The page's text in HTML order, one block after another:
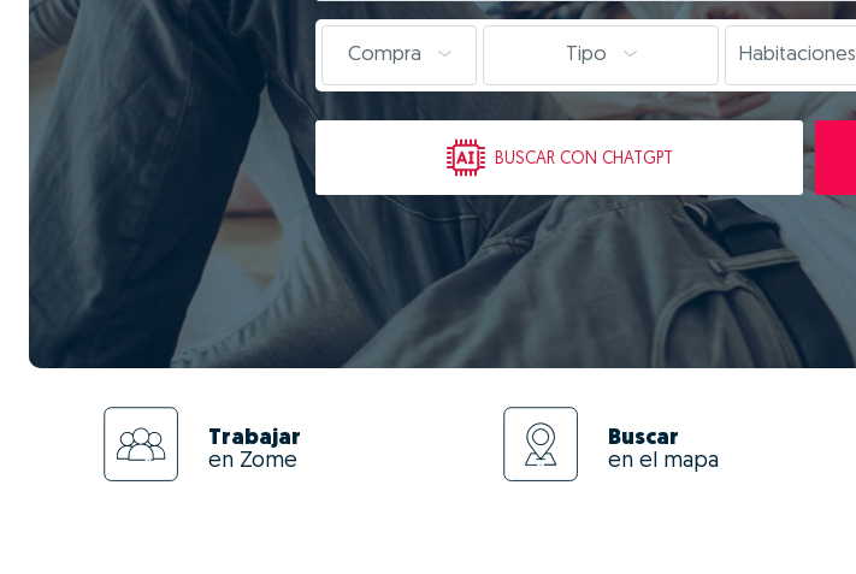
Compra Tipo Habitaciones
BUSCARCON CHATGPT
Trabajar
en Zome
Buscar
en el mapa